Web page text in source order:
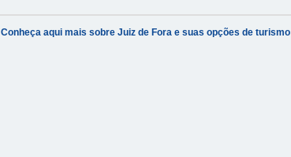
Conheça aqui mais sobre Juiz de Fora e suas opções de turismo